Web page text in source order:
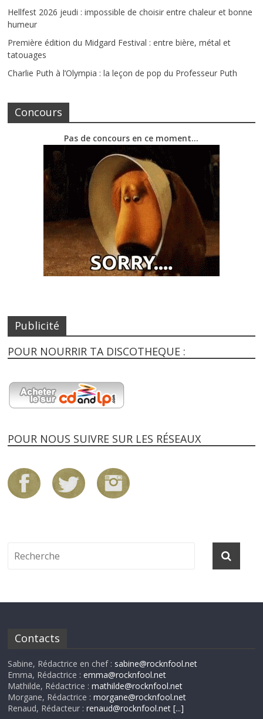
Hellfest 2026 jeudi : impossible de choisir entre chaleur et bonne
humeur
Première édition du Midgard Festival : entre bière, métal et
tatouages
Charlie Puth à l’Olympia : la leçon de pop du Professeur Puth
Concours
Pas de concours en ce moment…
Publicité
POUR NOURRIR TA DISCOTHEQUE :
POUR NOUS SUIVRE SUR LES RÉSEAUX
Contacts
Sabine, Rédactrice en chef : sabine@rocknfool.net
Emma, Rédactrice :emma@rocknfool.net
Mathilde, Rédactrice :mathilde@rocknfool.net
Morgane, Rédactrice :morgane@rocknfool.net
Renaud, Rédacteur :renaud@rocknfool.net [...]